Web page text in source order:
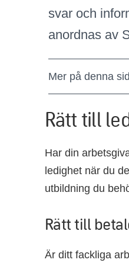
svar och
anordnas av
Mer på denna
Rätt till
Har din
ledighet när du
utbildning du
Rätt till
Är ditt fackliga